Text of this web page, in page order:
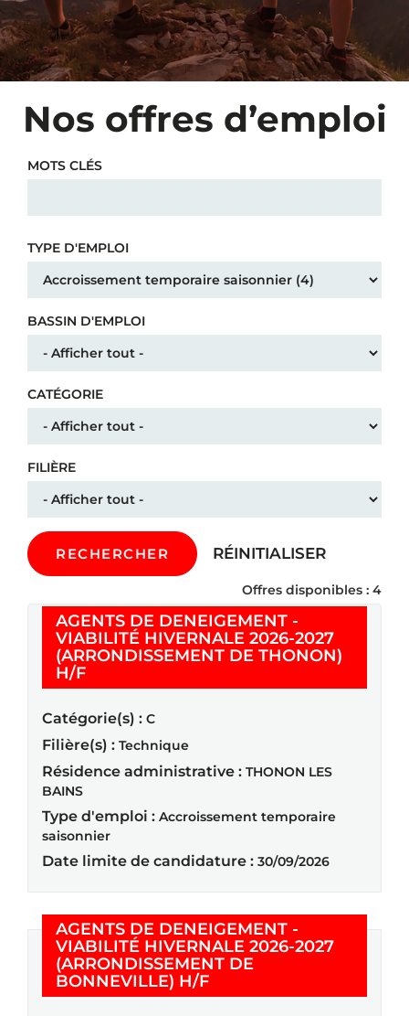
Nos offres d’emploi
MOTS CLÉS
TYPE D'EMPLOI
BASSIN D'EMPLOI
CATÉGORIE
FILIÈRE
RECHERCHER RÉINITIALISER
Offres disponibles : 4
AGENTS DE DENEIGEMENT -
VIABILITÉ HIVERNALE 2026-2027
(ARRONDISSEMENT DE THONON)
H/F(Nouvelle fenêtre)
Catégorie(s) : C
Filière(s) : Technique
Résidence administrative : THONON LES
BAINS
Type d'emploi : Accroissement temporaire
saisonnier
Date limite de candidature : 30/09/2026
AGENTS DE DENEIGEMENT -
VIABILITÉ HIVERNALE 2026-2027
(ARRONDISSEMENT DE
BONNEVILLE) H/F(Nouvelle fenêtre)